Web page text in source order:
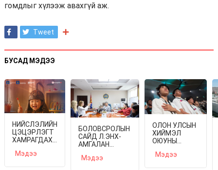
гомдлыг хүлээж авахгүй аж.
Tweet
БУСАД МЭДЭЭ
НИЙСЛЭЛИЙН
ЦЭЦЭРЛЭГТ
ХАМРАГДАХ I
БҮРТГЭЛ
Мэдээ
БОЛОВСРОЛЫН
САЙД Л.ЭНХ-
АМГАЛАН
КОМПАНИЙН
Мэдээ
ОЛОН УЛСЫН
ХИЙМЭЛ
ОЮУНЫ
ОЛИМПИАД
Мэдээ